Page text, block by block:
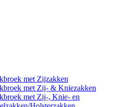
met Zijzakken
met Zij- & Kniezakken
met Zij-, Knie- en